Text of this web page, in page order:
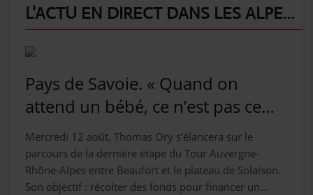
L'ACTU EN DIRECT DANS LES ALPES....
Pays de Savoie. « Quand on
attend un bébé, ce n’est pas ce
que l’on imagine » : 120
kilomètres à vélo pour
accompagner le deuil périnatal
Mercredi 12 août, Thomas Ory s’élancera sur le
parcours de la dernière étape du Tour Auvergne-
Rhône-Alpes entre Beaufort et le plateau de Solaison.
Son objectif : récolter des fonds pour financer un...